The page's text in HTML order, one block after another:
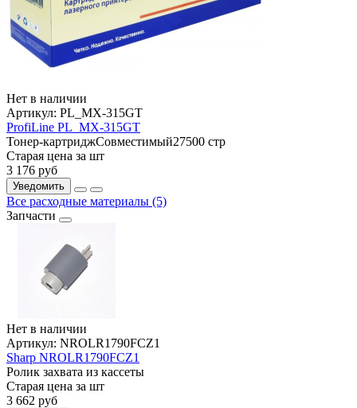
Нет в наличии
Артикул: PL_MX-315GT
ProfiLine PL_MX-315GT
Тонер-картриджСовместимый27500 стр
Старая цена за шт
3 176 руб
Уведомить
Все расходные материалы (5)
Запчасти
Нет в наличии
Артикул: NROLR1790FCZ1
Sharp NROLR1790FCZ1
Ролик захвата из кассеты
Старая цена за шт
3 662 руб